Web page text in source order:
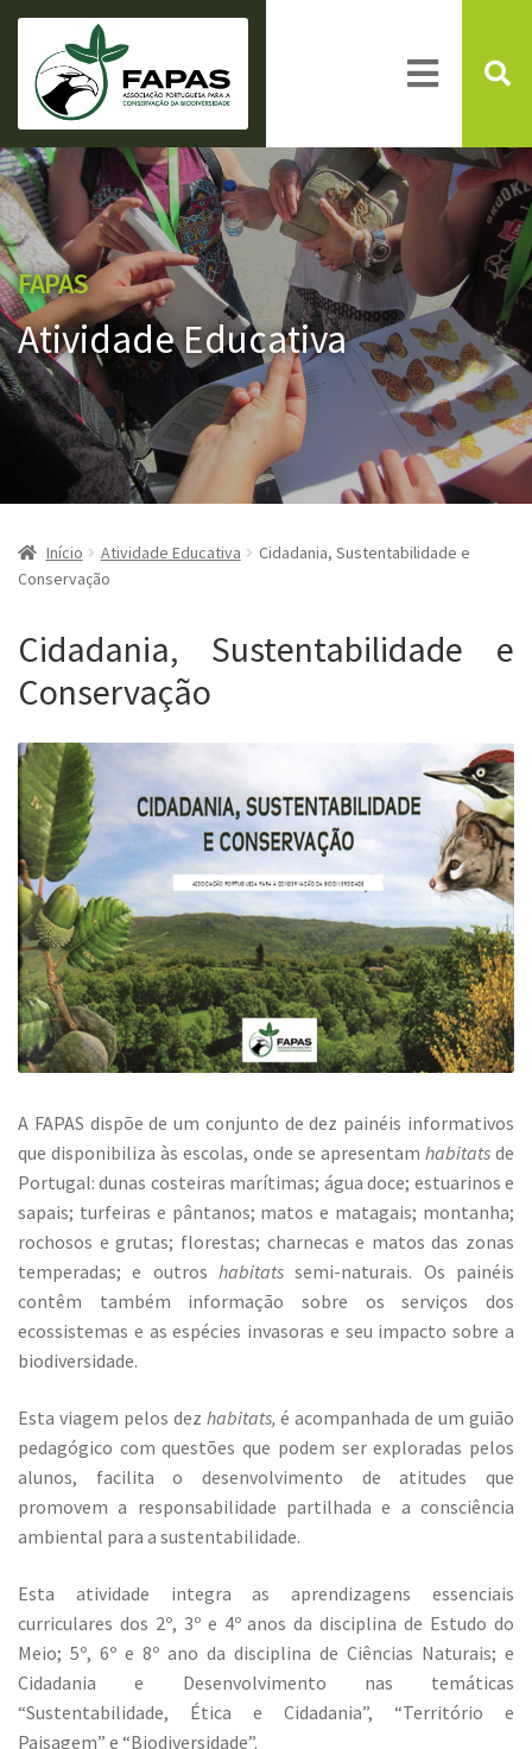
FAPAS
Atividade Educativa
Início Atividade Educativa
Cidadania, Sustentabilidade e
Conservação
Cidadania, Sustentabilidade e
Conservação
A FAPAS dispõe de um conjunto de dez painéis informativos
que disponibiliza às escolas, onde se apresentam habitats de
Portugal: dunas costeiras marítimas; água doce; estuarinos e
sapais; turfeiras e pântanos; matos e matagais; montanha;
rochosos e grutas; florestas; charnecas e matos das zonas
temperadas; e outros habitats semi-naturais. Os painéis
contêm também informação sobre os serviços dos
ecossistemas e as espécies invasoras e seu impacto sobre a
biodiversidade.
Esta viagem pelos dez habitats, é acompanhada de um guião
pedagógico com questões que podem ser exploradas pelos
alunos, facilita o desenvolvimento de atitudes que
promovem a responsabilidade partilhada e a consciência
ambiental para a sustentabilidade.
Esta atividade integra as aprendizagens essenciais
curriculares dos 2º, 3º e 4º anos da disciplina de Estudo do
Meio; 5º, 6º e 8º ano da disciplina de Ciências Naturais; e
Cidadania e Desenvolvimento nas temáticas
“Sustentabilidade, Ética e Cidadania”, “Território e
Paisagem” e “Biodiversidade”.